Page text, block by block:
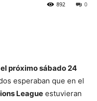
0
892
próximo sábado 24
esperaban que en el
League estuvieran